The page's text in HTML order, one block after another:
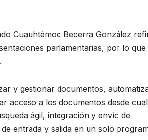
Cuauhtémoc Becerra González
parlamentarias, por lo que
y gestionar documentos,
acceso a los documentos desde
ágil, integración y envío de
entrada y salida en un solo